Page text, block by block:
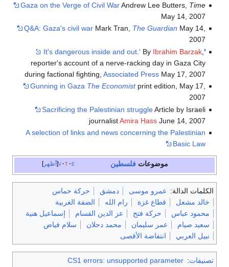
Gaza on the Verge of Civil WarAndrew Lee Butters, Time
May 14, 2007
Q&A: Gaza's civil warMark Tran, The Guardian May 14,
2007
'It's dangerous inside and out.'
By Ibrahim Barzak,
reporter's account of a nerve-racking day in Gaza City
during factional fighting, Associated PressMay 17, 2007
Gunning in Gaza The Economistprint edition, May 17,
2007
Sacrificing the Palestinian struggleArticle by Israeli
journalistAmira HassJune 14, 2007
A selection of links and news concerning the Palestinian
Basic Law
أظهر v t e موضوعات فلسطين
الكلمات الدالة: عمرو موسى دمشق
حركة حماس
خالد مشعل
قطاع غزة رام الله
الضفة الغربية
محمود عباس
حركة فتح عز الدين القسام
إسماعيل هنية
سعيد صيام
عمر سليمان محمد دحلان
سلام فياض
نبيل العربي
انتفاضة الأقصى
تصنيفات:
CS1 errors: unsupported parameter